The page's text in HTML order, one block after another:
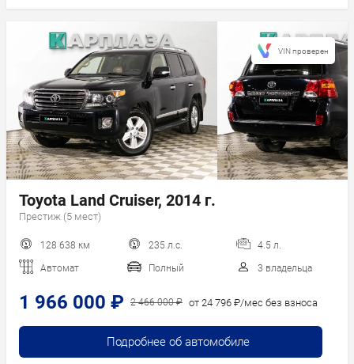
Toyota Land Cruiser, 2014 г.
Престиж (5 мест)
128 638 км 235 л.с. 4.5 л.
Автомат Полный 3 владельца
1 966 000 ₽ 2 466 000 ₽ от 24 796 ₽/мес без взноса
Подробнее об автомобиле
VIN проверен